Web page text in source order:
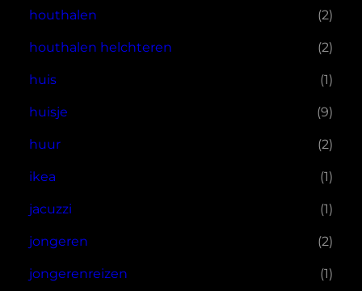
houthalen (2)
houthalen helchteren (2)
huis (1)
huisje (9)
huur (2)
ikea (1)
jacuzzi (1)
jongeren (2)
jongerenreizen (1)